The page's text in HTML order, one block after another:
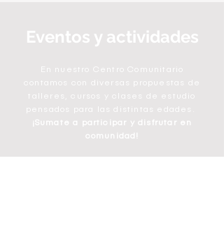
Eventos y actividades
En nuestro Centro Comunitario
contamos con diversas propuestas de
talleres, cursos y clases de estudio
pensados para las distintas edades.
¡Sumate a participar y disfrutar en
comunidad!